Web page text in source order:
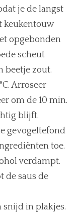
je de langst
keukentouw
opgebonden
scheut
beetje zout.
Arroseer
om de 10 min.
blijft.
gevogeltefond
toe.
verdampt.
de saus de
snijd in plakjes.